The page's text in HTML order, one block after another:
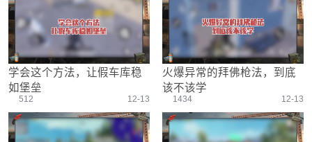
难言
奇怪君
艺帝帝
晚玉
情感电台
真人搞笑
带妹大作战
我的憨队友
武器装备
资源分布
操作意识
刚枪技巧
野点发育
载具解析
游戏设置
燃烧吧大局观
盒子有话说
快来扶我
作死鸽
精英测评师
精英操作篇
主播搞笑篇
PEL
TGA
PEGI
其他赛事
赛事回放
精彩集锦
学会这个方法，让假车库稳
如堡垒
512 12-13
火爆异常的拜佛枪法，到底
该不该学
1434 12-13